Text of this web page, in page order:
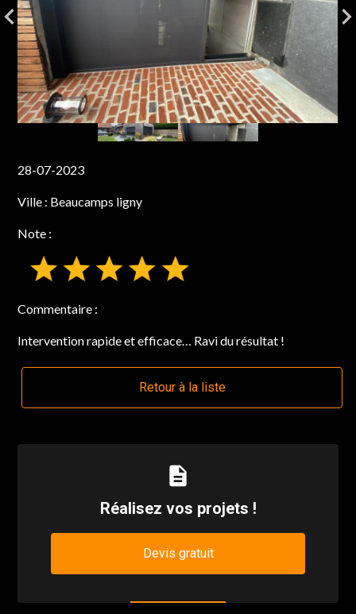
28-07-2023
Ville : Beaucamps ligny
Note :
Commentaire :
Intervention rapide et efficace… Ravi du résultat !
Retour à la liste
description
Réalisez vos projets !
Devis gratuit